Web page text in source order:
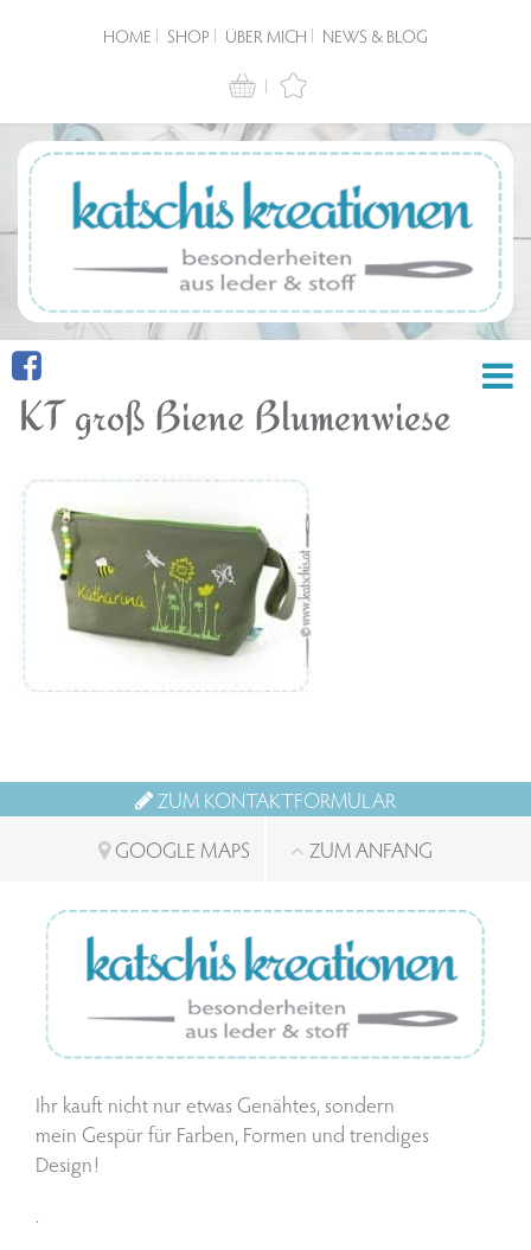
HOME SHOP ÜBER MICH NEWS & BLOG
KT groß Biene Blumenwiese
ZUM KONTAKTFORMULAR
GOOGLE MAPS
ZUM ANFANG
Ihr kauft nicht nur etwas Genähtes, sondern
mein Gespür für Farben, Formen und trendiges
Design!
.